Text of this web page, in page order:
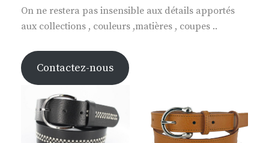
On ne restera pas insensible aux détails apportés
aux collections , couleurs ,matières , coupes ..
Contactez-nous